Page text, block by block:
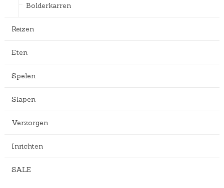
Bolderkarren
Reizen
Eten
Spelen
Slapen
Verzorgen
Inrichten
SALE